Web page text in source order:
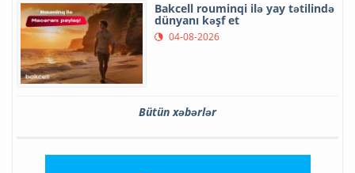
Bakcell rouminqi ilə yay tətilində
dünyanı kəşf et
04-08-2026
Bütün xəbərlər